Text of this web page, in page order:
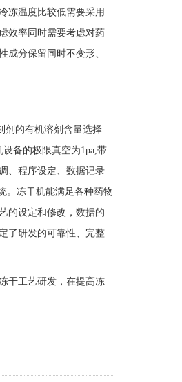
冻温度比较低需要采用
效率同时需要考虑对药
成分保留同时不变形、
的有机溶剂含量选择
备的极限真空为1pa,带
、程序设定、数据记录
。冻干机能满足各种药物
的设定和修改，数据的
了研发的可靠性、完整
干工艺研发，在提高冻